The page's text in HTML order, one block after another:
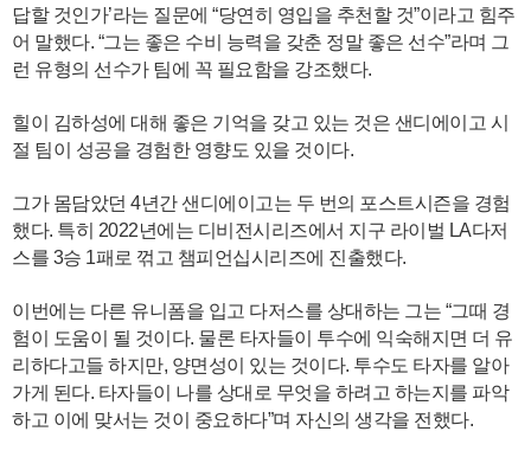
답할 것인가’라는 질문에 “당연히 영입을 추천할 것”이라고 힘주
어 말했다. “그는 좋은 수비 능력을 갖춘 정말 좋은 선수”라며 그
런 유형의 선수가 팀에 꼭 필요함을 강조했다.
힐이 김하성에 대해 좋은 기억을 갖고 있는 것은 샌디에이고 시
절 팀이 성공을 경험한 영향도 있을 것이다.
그가 몸담았던 4년간 샌디에이고는 두 번의 포스트시즌을 경험
했다. 특히 2022년에는 디비전시리즈에서 지구 라이벌 LA다저
스를 3승 1패로 꺾고 챔피언십시리즈에 진출했다.
이번에는 다른 유니폼을 입고 다저스를 상대하는 그는 “그때 경
험이 도움이 될 것이다. 물론 타자들이 투수에 익숙해지면 더 유
리하다고들 하지만, 양면성이 있는 것이다. 투수도 타자를 알아
가게 된다. 타자들이 나를 상대로 무엇을 하려고 하는지를 파악
하고 이에 맞서는 것이 중요하다”며 자신의 생각을 전했다.